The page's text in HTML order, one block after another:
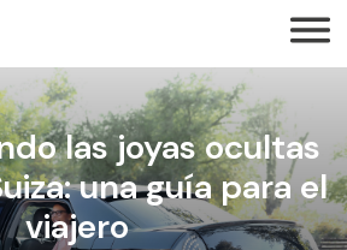
las joyas ocultas
una guía para el
viajero